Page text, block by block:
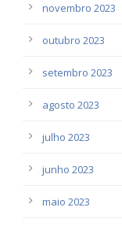
novembro 2023
outubro 2023
setembro 2023
agosto 2023
julho 2023
junho 2023
maio 2023